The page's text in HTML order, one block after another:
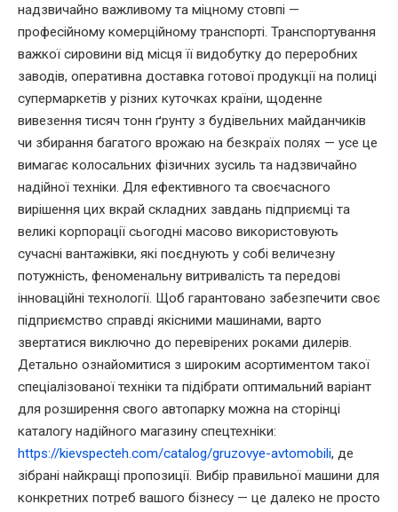
надзвичайно важливому та міцному стовпі —
професійному комерційному транспорті. Транспортування
важкої сировини від місця її видобутку до переробних
заводів, оперативна доставка готової продукції на полиці
супермаркетів у різних куточках країни, щоденне
вивезення тисяч тонн ґрунту з будівельних майданчиків
чи збирання багатого врожаю на безкраїх полях — усе це
вимагає колосальних фізичних зусиль та надзвичайно
надійної техніки. Для ефективного та своєчасного
вирішення цих вкрай складних завдань підприємці та
великі корпорації сьогодні масово використовують
сучасні вантажівки, які поєднують у собі величезну
потужність, феноменальну витривалість та передові
інноваційні технології. Щоб гарантовано забезпечити своє
підприємство справді якісними машинами, варто
звертатися виключно до перевірених роками дилерів.
Детально ознайомитися з широким асортиментом такої
спеціалізованої техніки та підібрати оптимальний варіант
для розширення свого автопарку можна на сторінці
каталогу надійного магазину спецтехніки:
https://kievspecteh.com/catalog/gruzovye-avtomobili, де
зібрані найкращі пропозиції. Вибір правильної машини для
конкретних потреб вашого бізнесу — це далеко не просто